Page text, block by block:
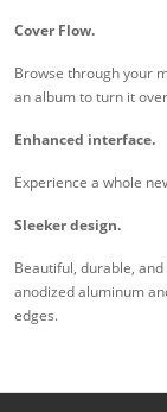
Cover Flow.
Browse through your
an album to turn it
Enhanced interface.
Experience a whole
Sleeker design.
Beautiful, durable,
anodized aluminum
edges.